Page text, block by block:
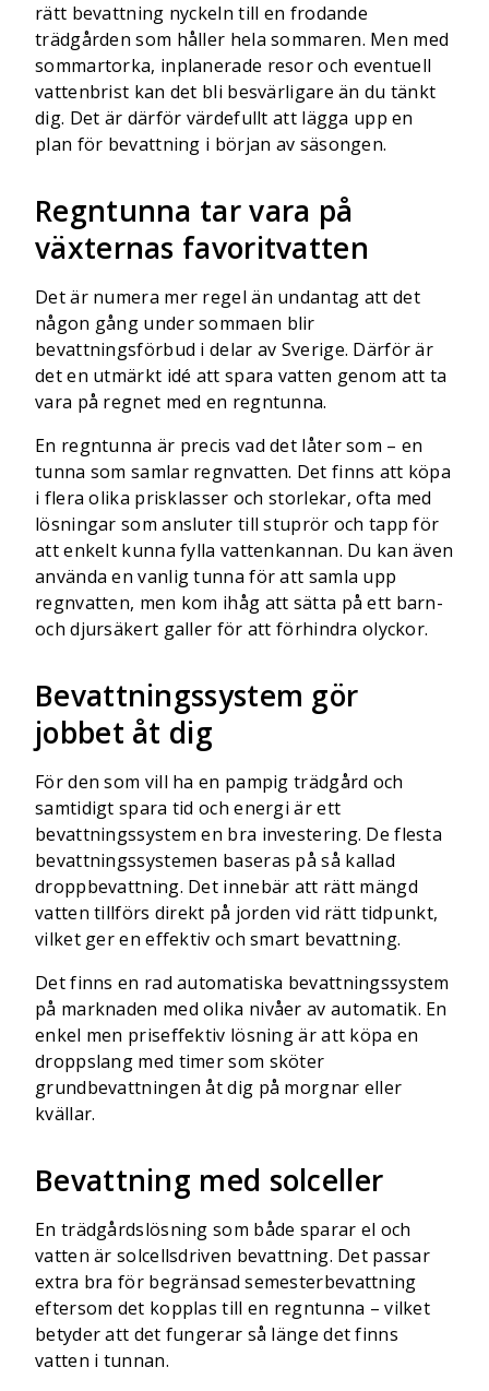
rätt bevattning nyckeln till en frodande
trädgården som håller hela sommaren. Men med
sommartorka, inplanerade resor och eventuell
vattenbrist kan det bli besvärligare än du tänkt
dig. Det är därför värdefullt att lägga upp en
plan för bevattning i början av säsongen.
Regntunna tar vara på
växternas favoritvatten
Det är numera mer regel än undantag att det
någon gång under sommaen blir
bevattningsförbud i delar av Sverige. Därför är
det en utmärkt idé att spara vatten genom att ta
vara på regnet med en regntunna.
En regntunna är precis vad det låter som – en
tunna som samlar regnvatten. Det finns att köpa
i flera olika prisklasser och storlekar, ofta med
lösningar som ansluter till stuprör och tapp för
att enkelt kunna fylla vattenkannan. Du kan även
använda en vanlig tunna för att samla upp
regnvatten, men kom ihåg att sätta på ett barn-
och djursäkert galler för att förhindra olyckor.
Bevattningssystem gör
jobbet åt dig
För den som vill ha en pampig trädgård och
samtidigt spara tid och energi är ett
bevattningssystem en bra investering. De flesta
bevattningssystemen baseras på så kallad
droppbevattning. Det innebär att rätt mängd
vatten tillförs direkt på jorden vid rätt tidpunkt,
vilket ger en effektiv och smart bevattning.
Det finns en rad automatiska bevattningssystem
på marknaden med olika nivåer av automatik. En
enkel men priseffektiv lösning är att köpa en
droppslang med timer som sköter
grundbevattningen åt dig på morgnar eller
kvällar.
Bevattning med solceller
En trädgårdslösning som både sparar el och
vatten är solcellsdriven bevattning. Det passar
extra bra för begränsad semesterbevattning
eftersom det kopplas till en regntunna – vilket
betyder att det fungerar så länge det finns
vatten i tunnan.